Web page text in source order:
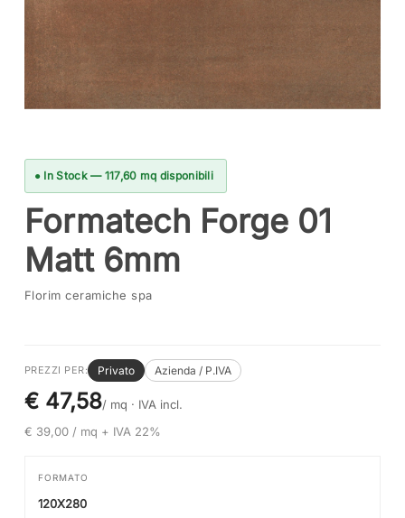
● In Stock — 117,60 mq disponibili
Formatech Forge 01
Matt 6mm
Florim ceramiche spa
PREZZI PER: Privato Azienda / P.IVA
€ 47,58/ mq · IVA incl.
€ 39,00 / mq + IVA 22%
FORMATO
120X280